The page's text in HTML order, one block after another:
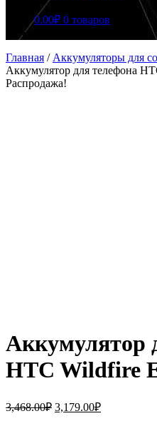
0.00₽ 0 товаров
Главная / Аккумуляторы для
Аккумулятор для телефона
Распродажа!
Аккумулятор
HTC Wildfire
3,468.00₽ Первоначальная
3,179.00₽Текущая